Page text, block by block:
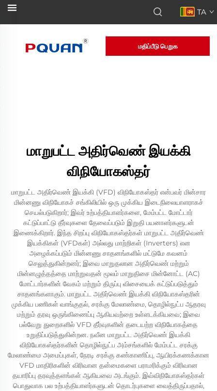
TA
மதிப்பீடு பெறுக
மாறுபட்ட அதிர்வெண் இயக்கி
விநியோகஸ்தர்
மாறுபட்ட அதிர்வெண் இயக்கி (VFD) விநியோகஸ்தர் என்பவர் மின்சார
மின்னணு விநியோகச் சங்கிலியில் ஒரு முக்கிய இடைநிலையாளராகச்
செயல்படுகிறார்; இவர் உற்பத்தியாளர்களை, மேம்பட்ட மோட்டார்
கட்டுப்பாட்டு தீர்வுகளை தேவைப்படும் இறுதி பயனாளர்களுடன்
இணைக்கிறார். இந்த சிறப்பு விநியோகஸ்தர்கள் மாறுபட்ட அதிர்வெண்
இயக்கிகள் (VFDகள்) அல்லது மாற்றிகள் (Inverters) என
அழைக்கப்படும் மின்னணு சாதனங்களில் மட்டுமே கவனம்
செலுத்துகின்றனர்; இவை மாறுதலான அதிர்வெண் மற்றும்
மின்னழுத்தத்தை மாற்றுவதன் மூலம் மாறுதிசை மின்னோட்ட (AC)
மோட்டார்களின் வேகம் மற்றும் திருப்பு விசையைக் கட்டுப்படுத்தும்
சாதனங்களாகும். மாறுபட்ட அதிர்வெண் இயக்கி விநியோகஸ்தரின்
முக்கிய பணிகள் வாங்குதல், சரக்கு மேலாண்மை, தொழில்நுட்ப ஆதரவு
மற்றும் தரவு ஒருங்கிணைப்பு ஆகியவற்றை உள்ளடக்கியவை; இவை
பல்வேறு துறைகளில் VFD தீர்வுகளின் தடையற்ற விநியோகத்தை
உறுதிப்படுத்துகின்றன. நவீன மாறுபட்ட அதிர்வெண் இயக்கி
விநியோகஸ்தர்களின் தொழில்நுட்ப அம்சங்களில் மேம்பட்ட சரக்கு
மேலாண்மை அமைப்புகள், நேரடி சரக்கு கண்காணிப்பு, ஆயிரக்கணக்கான
VFD மாதிரிகளின் விரிவான தன்மைகளை பராமரிக்கும் விரிவான
தயாரிப்பு தரவுத்தளங்கள் ஆகியவை அடங்கும். இவ்விநியோகஸ்தர்கள்
பொதுவாக பல உற்பத்தியாளர்களுடன் தொடர்புகளை வைத்திருப்பதால்,